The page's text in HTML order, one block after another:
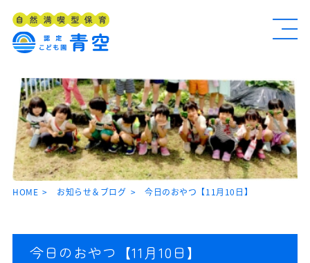
HOME お知らせ＆ブログ 今日のおやつ【11月10日】
今日のおやつ【11月10日】